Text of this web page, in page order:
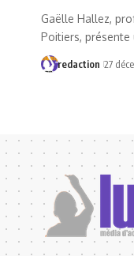
Gaëlle Hallez,
Poitiers, présente
redaction 27